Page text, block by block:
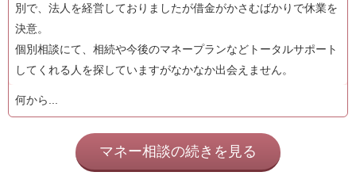
別で、法人を経営しておりましたが借金がかさむばかりで休業を
決意。
個別相談にて、相続や今後のマネープランなどトータルサポート
してくれる人を探していますがなかなか出会えません。
何から...
マネー相談の続きを見る